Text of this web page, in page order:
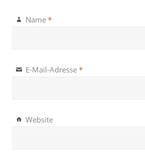
Name *
E-Mail-Adresse *
Website